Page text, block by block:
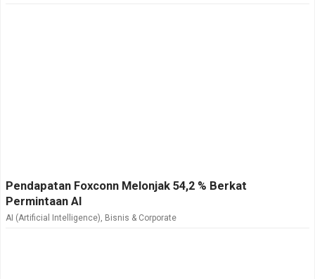
Pendapatan Foxconn Melonjak 54,2 % Berkat
Permintaan AI
AI (Artificial Intelligence), Bisnis & Corporate